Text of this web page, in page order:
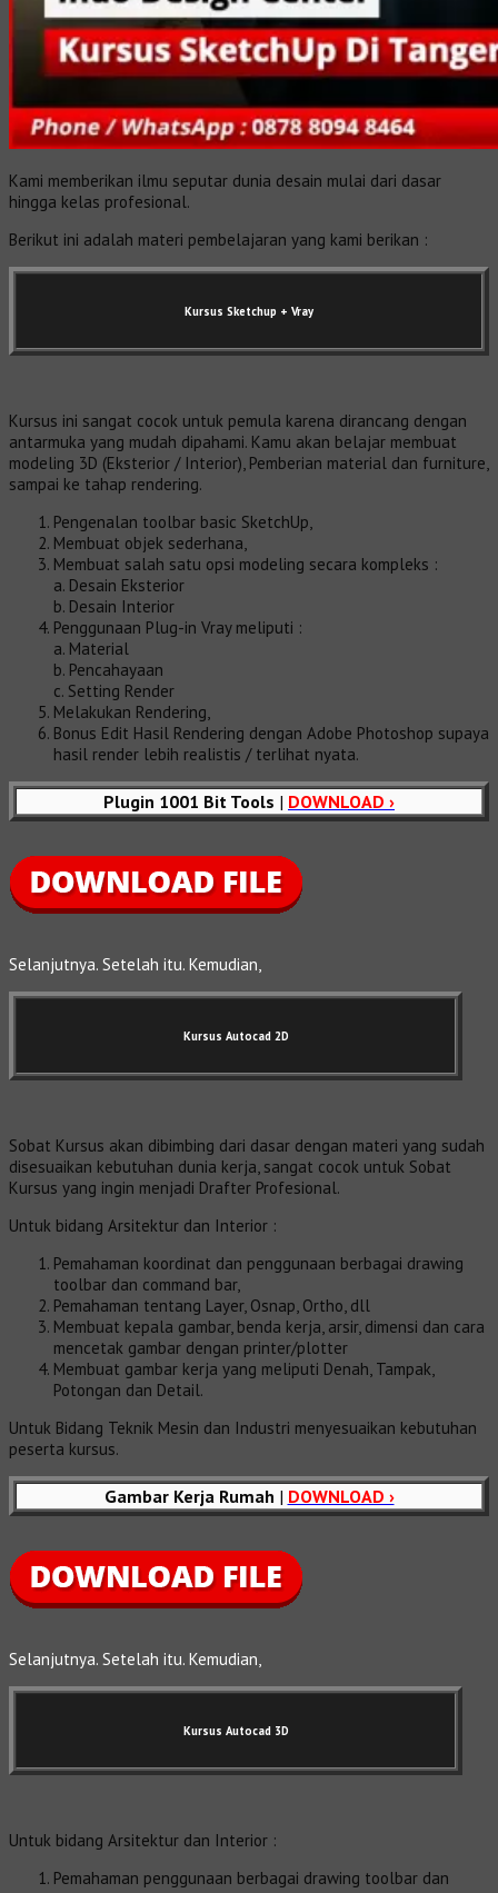
Kami memberikan ilmu seputar dunia desain mulai dari dasar
hingga kelas profesional.
Berikut ini adalah materi pembelajaran yang kami berikan :
Kursus Sketchup + Vray
Kursus ini sangat cocok untuk pemula karena dirancang dengan
antarmuka yang mudah dipahami. Kamu akan belajar membuat
modeling 3D (Eksterior / Interior), Pemberian material dan furniture,
sampai ke tahap rendering.
Pengenalan toolbar basic SketchUp,
Membuat objek sederhana,
Membuat salah satu opsi modeling secara kompleks :
a. Desain Eksterior
b. Desain Interior
Penggunaan Plug-in Vray meliputi :
a. Material
b. Pencahayaan
c. Setting Render
Melakukan Rendering,
Bonus Edit Hasil Rendering dengan Adobe Photoshop supaya
hasil render lebih realistis / terlihat nyata.
Plugin 1001 Bit Tools | DOWNLOAD ›
Selanjutnya. Setelah itu. Kemudian,
Kursus Autocad 2D
Sobat Kursus akan dibimbing dari dasar dengan materi yang sudah
disesuaikan kebutuhan dunia kerja, sangat cocok untuk Sobat
Kursus yang ingin menjadi Drafter Profesional.
Untuk bidang Arsitektur dan Interior :
Pemahaman koordinat dan penggunaan berbagai drawing
toolbar dan command bar,
Pemahaman tentang Layer, Osnap, Ortho, dll
Membuat kepala gambar, benda kerja, arsir, dimensi dan cara
mencetak gambar dengan printer/plotter
Membuat gambar kerja yang meliputi Denah, Tampak,
Potongan dan Detail.
Untuk Bidang Teknik Mesin dan Industri menyesuaikan kebutuhan
peserta kursus.
Gambar Kerja Rumah | DOWNLOAD ›
Selanjutnya. Setelah itu. Kemudian,
Kursus Autocad 3D
Untuk bidang Arsitektur dan Interior :
Pemahaman penggunaan berbagai drawing toolbar dan